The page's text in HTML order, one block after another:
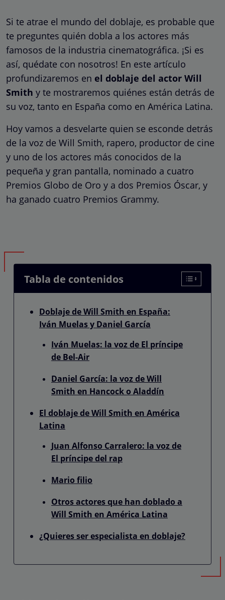
Si te atrae el mundo del doblaje, es probable que
te preguntes quién dobla a los actores más
famosos de la industria cinematográfica. ¡Si es
así, quédate con nosotros! En este artículo
profundizaremos en el doblaje del actor Will
Smith y te mostraremos quiénes están detrás de
su voz, tanto en España como en América Latina.
Hoy vamos a desvelarte quien se esconde detrás
de la voz de Will Smith, rapero, productor de cine
y uno de los actores más conocidos de la
pequeña y gran pantalla, nominado a cuatro
Premios Globo de Oro y a dos Premios Óscar, y
ha ganado cuatro Premios Grammy.
Tabla de contenidos
Doblaje de Will Smith en España:
Iván Muelas y Daniel García
Iván Muelas: la voz de El príncipe
de Bel-Air
Daniel García: la voz de Will
Smith en Hancock o Aladdín
El doblaje de Will Smith en América
Latina
Juan Alfonso Carralero: la voz de
El príncipe del rap
Mario filio
Otros actores que han doblado a
Will Smith en América Latina
¿Quieres ser especialista en doblaje?